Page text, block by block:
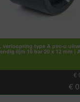
verloopring type A pvc-u
lijm 16 bar 20 x 12 mm |
€
€